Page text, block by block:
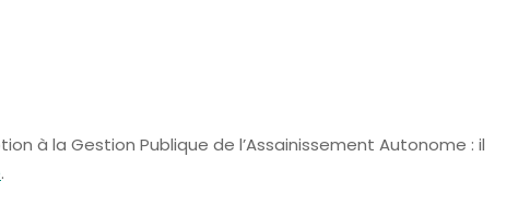
à la Gestion Publique de l’Assainissement Autonome : il
.